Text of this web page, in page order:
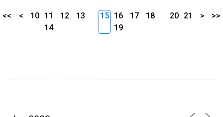
<< < 10 11 12
13
14
15 16 17
18
19
20 21 > >>